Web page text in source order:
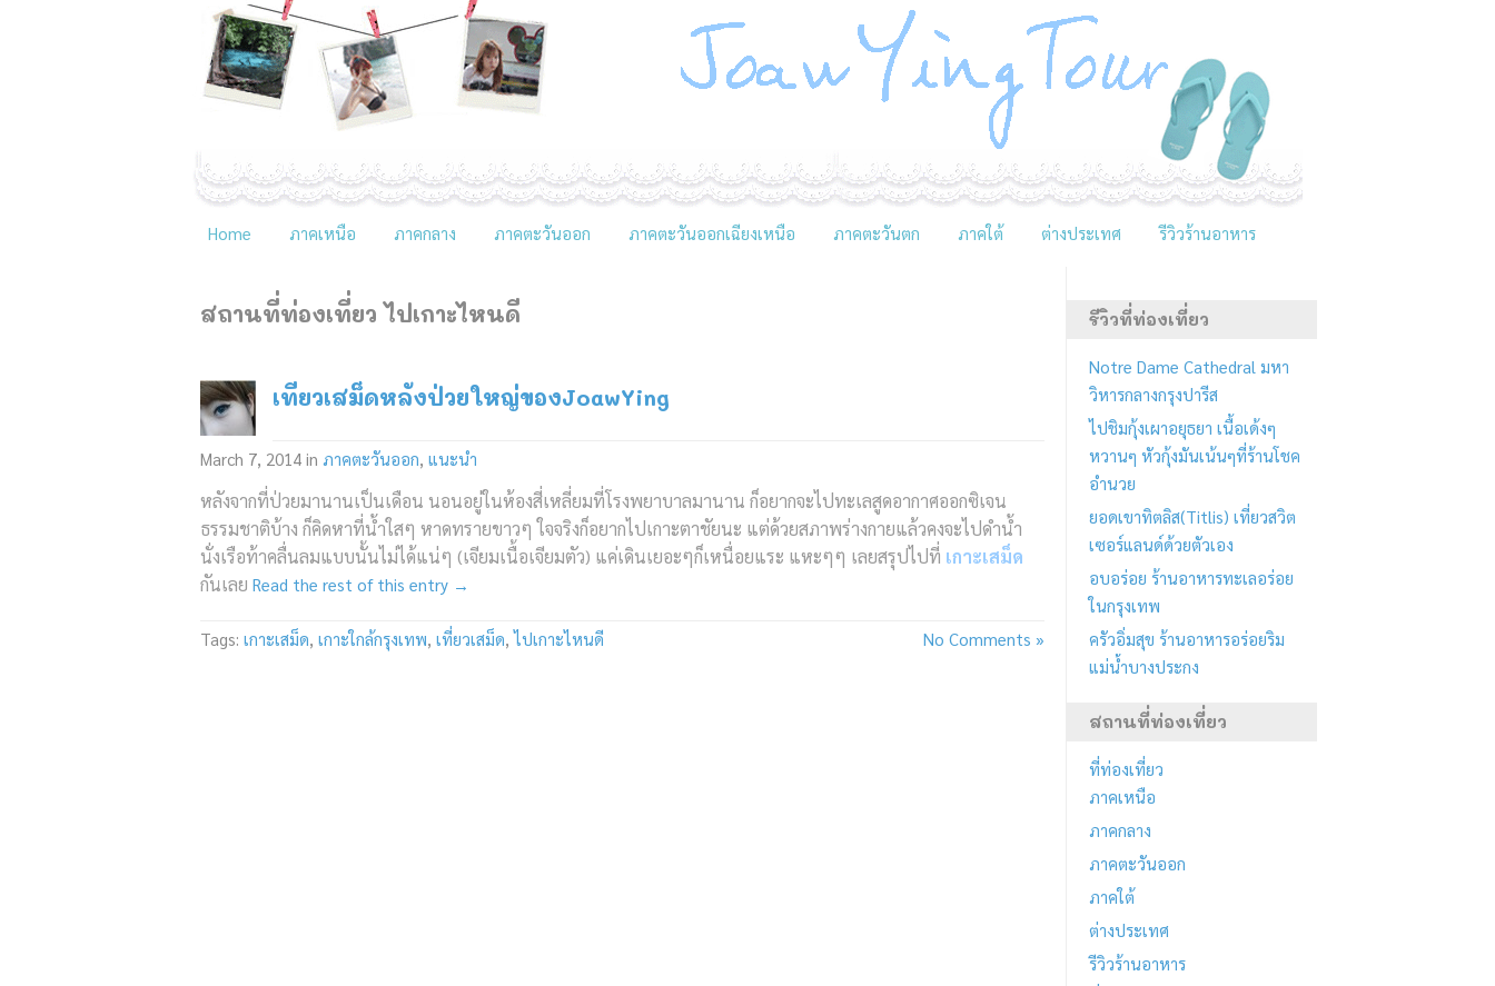
Home ภาคเหนือ ภาคกลาง ภาคตะวันออก ภาคตะวันออกเฉียงเหนือ ภาคตะวันตก ภาคใต้ ต่างประเทศ รีวิวร้านอาหาร
สถานที่ท่องเที่ยวไปเกาะไหนดี
เที่ยวเสม็ดหลังป่วยใหญ่ของJoawYing
March 7, 2014 in ภาคตะวันออก, แนะนำ
หลังจากที่ป่วยมานานเป็นเดือน นอนอยู่ในห้องสี่เหลี่ยมที่โรงพยาบาลมานาน ก็อยากจะไปทะเลสูดอากาศออกซิเจน
ธรรมชาติบ้าง ก็คิดหาที่น้ำใสๆ หาดทรายขาวๆ ใจจริงก็อยากไปเกาะตาชัยนะ แต่ด้วยสภาพร่างกายแล้วคงจะไปดำน้ำ
นั่งเรือท้าคลื่นลมแบบนั้นไม่ได้แน่ๆ (เจียมเนื้อเจียมตัว) แค่เดินเยอะๆก็เหนื่อยแระ แหะๆๆ เลยสรุปไปที่ เกาะเสม็ด
กันเลย Read the rest of this entry →
Tags: เกาะเสม็ด, เกาะใกล้กรุงเทพ, เที่ยวเสม็ด,ไปเกาะไหนดี No Comments »
รีวิวที่ท่องเที่ยว
Notre Dame Cathedral มหา
วิหารกลางกรุงปารีส
ไปชิมกุ้งเผาอยุธยา เนื้อเด้งๆ
หวานๆ หัวกุ้งมันเน้นๆที่ร้านโชค
อำนวย
ยอดเขาทิตลิส(Titlis) เที่ยวสวิต
เซอร์แลนด์ด้วยตัวเอง
อบอร่อย ร้านอาหารทะเลอร่อย
ในกรุงเทพ
ครัวอิ่มสุข ร้านอาหารอร่อยริม
แม่น้ำบางประกง
สถานที่ท่องเที่ยว
ที่ท่องเที่ยว
ภาคเหนือ
ภาคกลาง
ภาคตะวันออก
ภาคใต้
ต่างประเทศ
รีวิวร้านอาหาร